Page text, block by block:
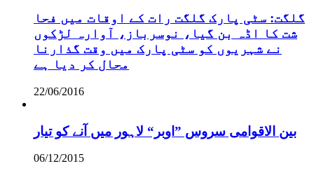
گلگت: سٹی پارک گلگت رات کے اوقات میں فحا
شت کا اڈہ بن گیا، نوسرباز، آوارہ لڑکوں
نے شہریوں کو سٹی پارک میں وقت گذارنا
محال کر دیا ہے
22/06/2016
بین الاقوامی سروس ”اوبر“ لاہور میں آنے کو تیار
06/12/2015